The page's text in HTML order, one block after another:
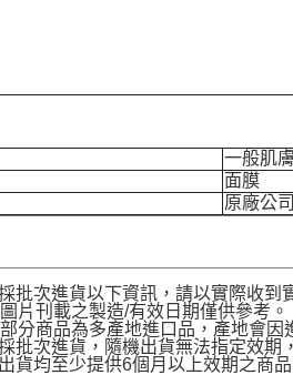
一般肌膚
面膜
原廠公
批次進貨以下資訊，請以實際收到
刊載之製造/有效日期僅供參考。
商品為多產地進口品，產地會因
批次進貨，隨機出貨無法指定效期
貨均至少提供6個月以上效期之商品